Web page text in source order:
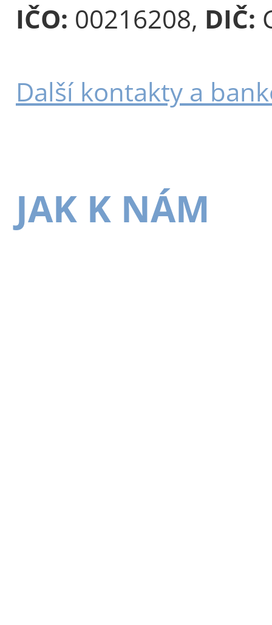
IČO: 00216208, DIČ:
Další kontakty a
JAK K NÁM